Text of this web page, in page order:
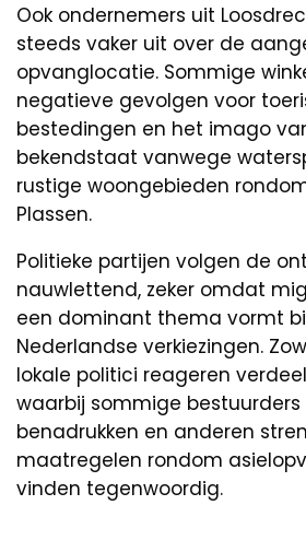
Ook ondernemers uit
steeds vaker uit over de
opvanglocatie. Sommige
negatieve gevolgen voor
bestedingen en het imago
bekendstaat vanwege
rustige woongebieden
Plassen.
Politieke partijen volgen de
nauwlettend, zeker omdat
een dominant thema vormt
Nederlandse verkiezingen.
lokale politici reageren
waarbij sommige
benadrukken en anderen
maatregelen rondom
vinden tegenwoordig.